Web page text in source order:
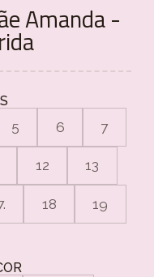
Amanda -
5 6 7
12 13
18 19